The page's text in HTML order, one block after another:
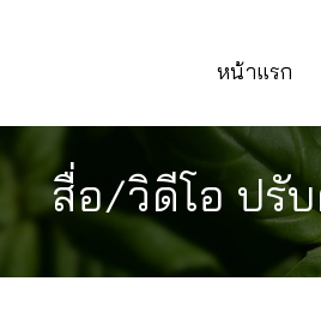
หน้าแรก
สื่อ/วิดีโอ ปรั